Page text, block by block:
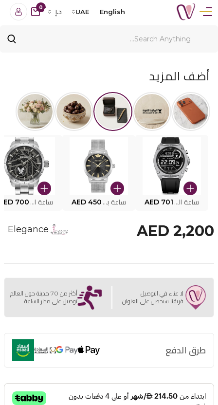
English
UAE د.إ
0
أضف المزيد
ساعة البوليس الذكية MY.AVATAR PEIUN0000101 AED 701 ساعة بوليس للرجال PEWJG0005002 AED 450 ساعة البوليس PEWJG2227302 700
AED 2,200
Elegance
لا عناء في التوصيل
فريقنا سيحصل على العنوان
أكثر من 70 مدينة حول العالم
توصيل على مدار الساعة
طرق الدفع